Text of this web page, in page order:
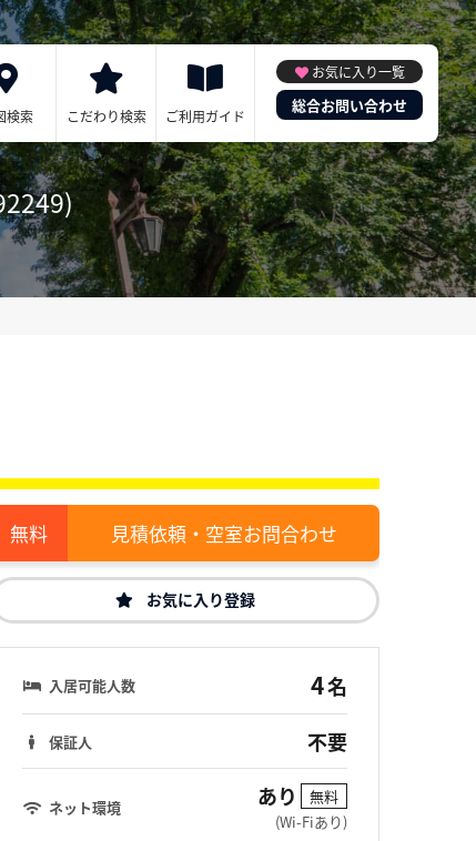
検索 こだわり検索 ご利用ガイド
お気に入り一覧
総合お問い合わせ
見積依頼・空室お問合わせ
お気に入り登録
入居可能人数 4名
保証人 不要
ネット環境 あり
無料
(Wi-Fiあり)